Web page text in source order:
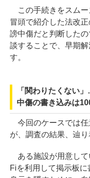
この手続きをスムー
冒頭で紹介した法改
謗中傷だと判断した
談することで、早期
す。
「関わりたくない
中傷の書き込みは
今回のケースでは任
が、調査の結果、辿
ある施設が用意して
Fiを利用して掲示板